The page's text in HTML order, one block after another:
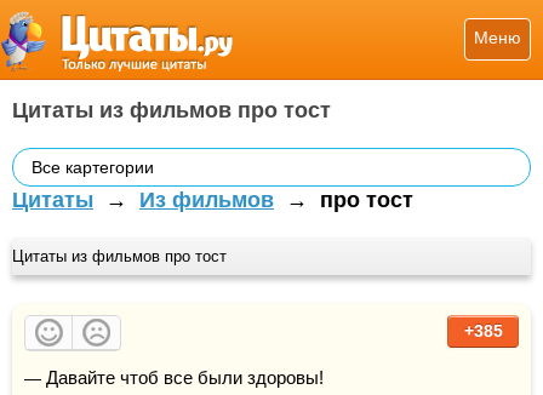
Меню
Цитаты из фильмов про тост
Все картегории
Цитаты → Из фильмов → про тост
Цитаты из фильмов про тост
+385
— Давайте чтоб все были здоровы!